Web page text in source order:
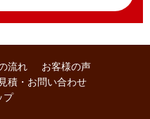
流れ
お客様の声
積・お問い合わせ
プ